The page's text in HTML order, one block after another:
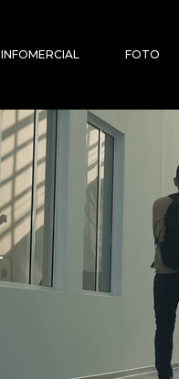
INFOMERCIAL FOTO